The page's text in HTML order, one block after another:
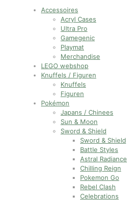
Accessoires
Acryl Cases
Ultra Pro
Gamegenic
Playmat
Merchandise
LEGO webshop
Knuffels / Figuren
Knuffels
Figuren
Pokémon
Japans / Chinees
Sun & Moon
Sword & Shield
Sword & Shield
Battle Styles
Astral Radiance
Chilling Reign
Pokemon Go
Rebel Clash
Celebrations